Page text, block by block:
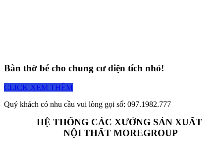
Bàn thờ bé cho chung cư diện tích nhỏ!
CLICK XEM THÊM
Quý khách có nhu cầu vui lòng gọi số: 097.1982.777
HỆ THỐNG CÁC XƯỞNG SẢN XUẤT
NỘI THẤT MOREGROUP